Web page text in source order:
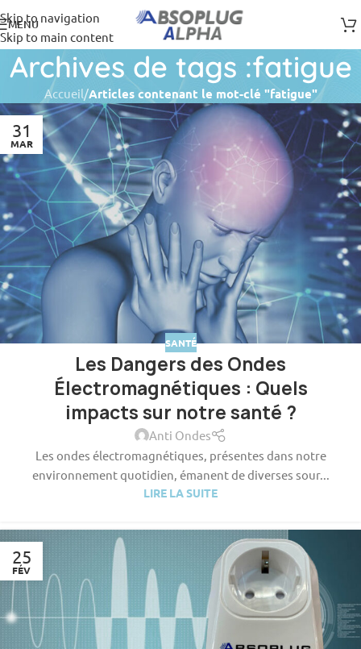
Skip to navigation
Skip to main content
MENU
Archives de tags :fatigue
Accueil/Articles contenant le mot-clé "fatigue"
31
MAR
SANTÉ
Les Dangers des Ondes
Électromagnétiques : Quels
impacts sur notre santé ?
Anti Ondes
Les ondes électromagnétiques, présentes dans notre
environnement quotidien, émanent de diverses sour...
LIRE LA SUITE
25
FÉV